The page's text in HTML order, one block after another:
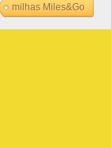
milhas Miles&Go